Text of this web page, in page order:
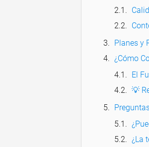
Planes y
¿Cómo
El
💡
¿La